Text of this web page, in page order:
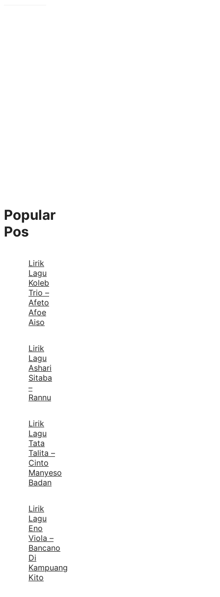
Popular
Pos
Lirik
Lagu
Koleb
Trio –
Afeto
Afoe
Aiso
Lirik
Lagu
Ashari
Sitaba
–
Rannu
Lirik
Lagu
Tata
Talita –
Cinto
Manyeso
Badan
Lirik
Lagu
Eno
Viola –
Bancano
Di
Kampuang
Kito